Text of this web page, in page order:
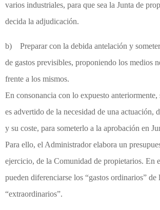
varios industriales, para que sea la Junta de
decida la adjudicación.
b) Preparar con la debida antelación y
de gastos previsibles, proponiendo los medios
frente a los mismos.
En consonancia con lo expuesto
es advertido de la necesidad de una actuación,
y su coste, para someterlo a la aprobación en
Para ello, el Administrador elabora un
ejercicio, de la Comunidad de propietarios. En
pueden diferenciarse los “gastos ordinarios” de
“extraordinarios”.